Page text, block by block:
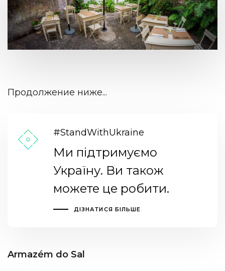
Продолжение ниже...
#StandWithUkraine
Ми підтримуємо
Україну. Ви також
можете це робити.
ДІЗНАТИСЯ БІЛЬШЕ
Armazém do Sal